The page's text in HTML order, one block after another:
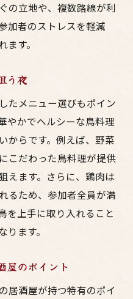
の立地や、複数路線が利
加者のストレスを軽減
す。
う夜
たメニュー選びもポイン
やかでヘルシーな鳥料理
からです。例えば、野菜
こだわった鳥料理が提供
えます。さらに、鶏肉は
るため、参加者全員が満
を上手に取り入れること
ます。
屋のポイント
居酒屋が持つ特有のポイ